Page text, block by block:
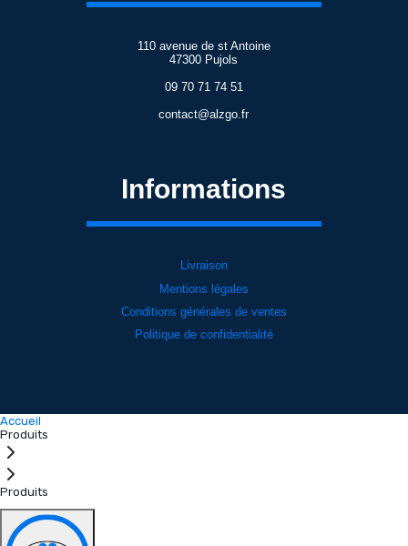
110 avenue de st Antoine
47300 Pujols
09 70 71 74 51
contact@alzgo.fr
Informations
Livraison
Mentions légales
Conditions générales de ventes
Politique de confidentialité
Accueil
Produits
Produits